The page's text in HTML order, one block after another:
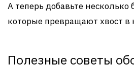
А теперь добавьте несколько
которые превращают хвост
Полезные советы